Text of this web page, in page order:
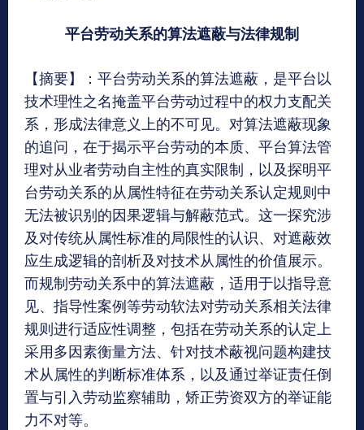
平台劳动关系的算法遮蔽与法律规制
【摘要】：平台劳动关系的算法遮蔽，是平台以
技术理性之名掩盖平台劳动过程中的权力支配关
系，形成法律意义上的不可见。对算法遮蔽现象
的追问，在于揭示平台劳动的本质、平台算法管
理对从业者劳动自主性的真实限制，以及探明平
台劳动关系的从属性特征在劳动关系认定规则中
无法被识别的因果逻辑与解蔽范式。这一探究涉
及对传统从属性标准的局限性的认识、对遮蔽效
应生成逻辑的剖析及对技术从属性的价值展示。
而规制劳动关系中的算法遮蔽，适用于以指导意
见、指导性案例等劳动软法对劳动关系相关法律
规则进行适应性调整，包括在劳动关系的认定上
采用多因素衡量方法、针对技术蔽视问题构建技
术从属性的判断标准体系，以及通过举证责任倒
置与引入劳动监察辅助，矫正劳资双方的举证能
力不对等。